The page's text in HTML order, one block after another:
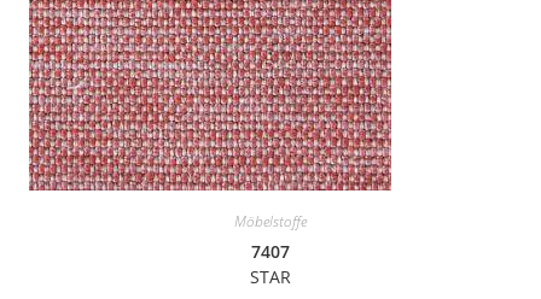
Möbelstoffe
7407
STAR